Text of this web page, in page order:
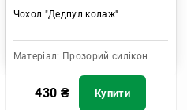
Чохол "Дедпул колаж"
Матеріал: Прозорий силікон
430 ₴ Купити